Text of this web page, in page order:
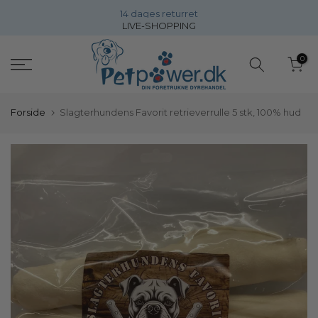
inholdet
14 dages returret
LIVE-SHOPPING
0
Forside Slagterhundens Favorit retrieverrulle 5 stk, 100% hud